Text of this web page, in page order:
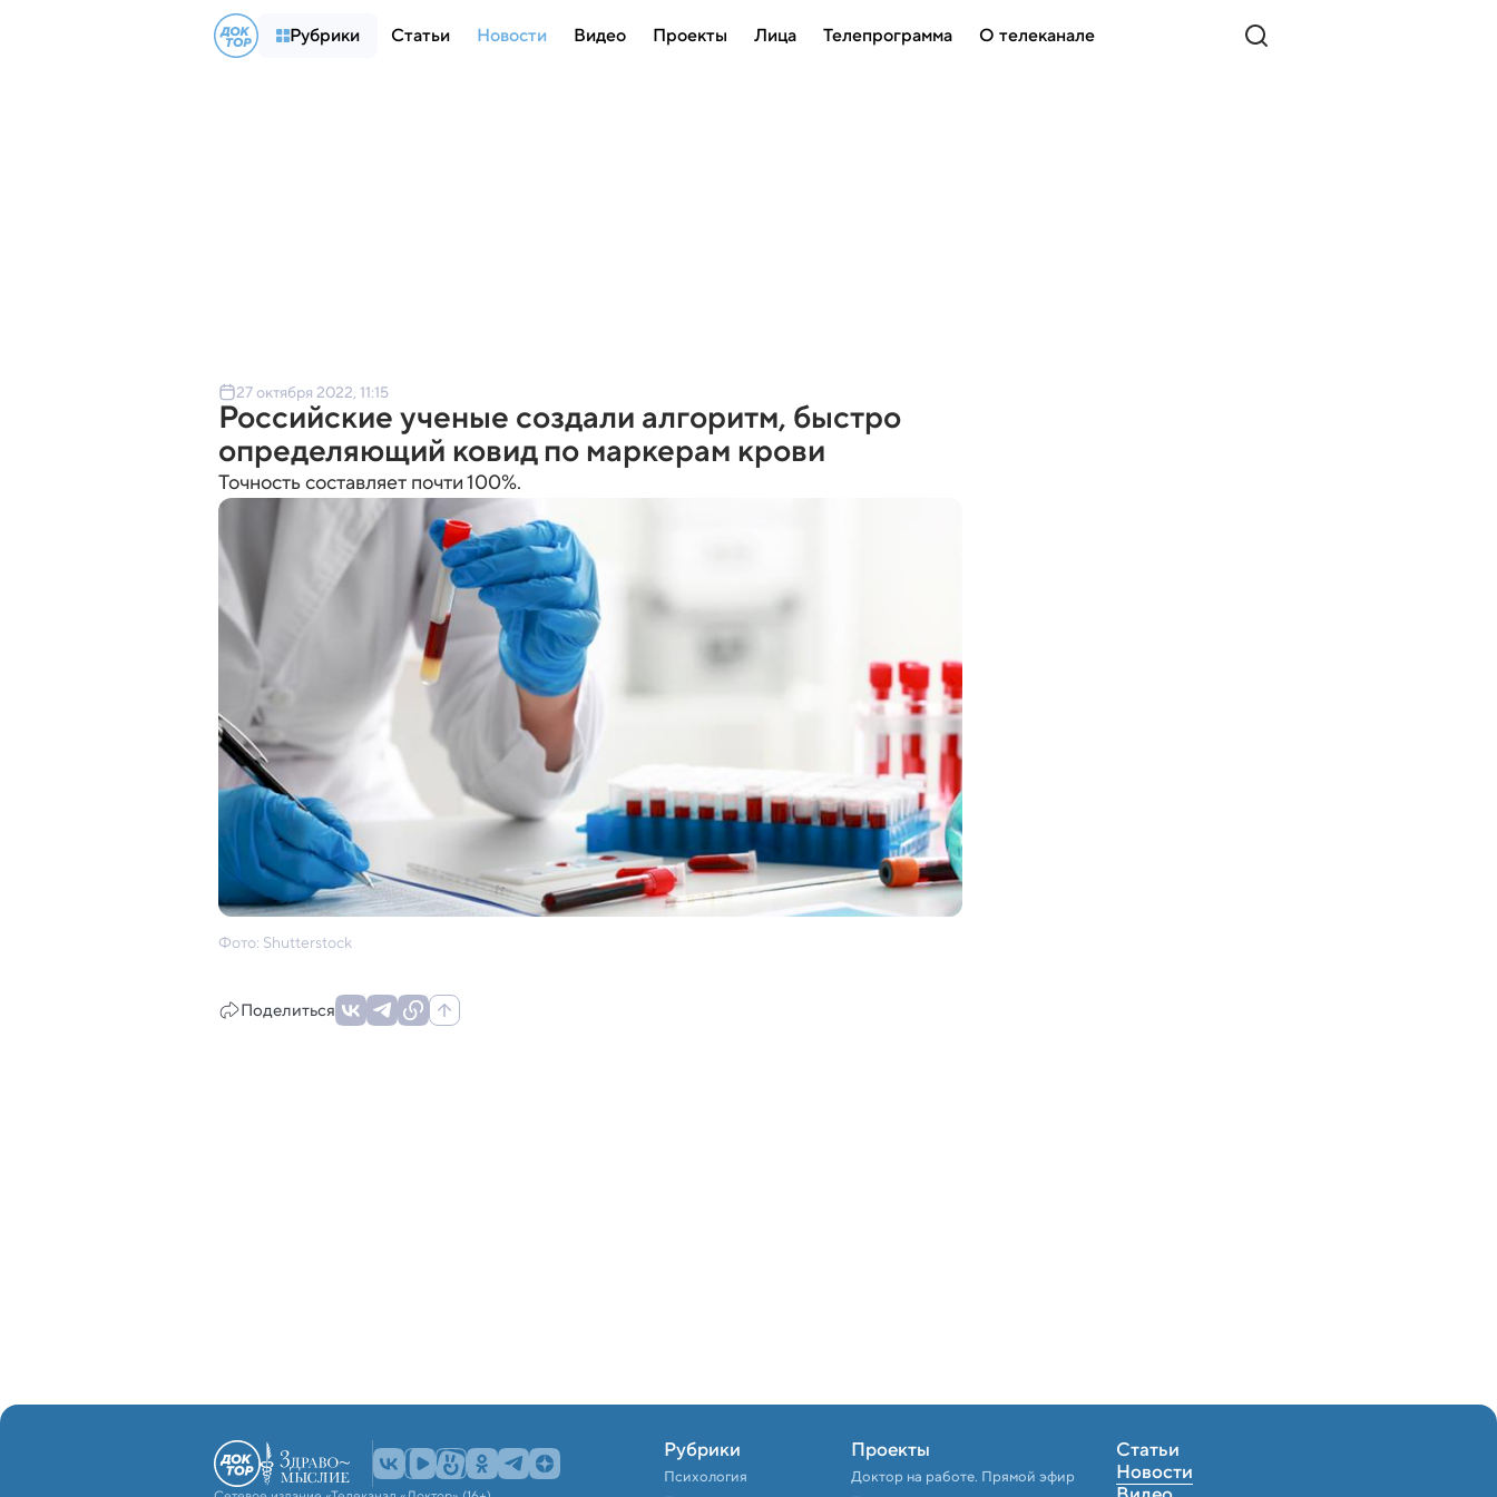
Рубрики Статьи Новости Видео Проекты Лица Телепрограмма О телеканале
27 октября 2022, 11:15
Российские ученые создали алгоритм, быстро
определяющий ковид по маркерам крови
Точность составляет почти 100%.
Фото: Shutterstock
Поделиться
Рубрики
Психология
Проекты
Доктор на работе. Прямой эфир
Статьи
Новости